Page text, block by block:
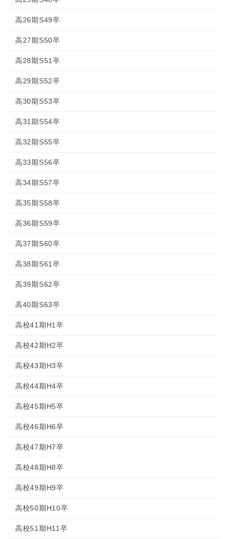
高26期S49卒
高27期S50卒
高28期S51卒
高29期S52卒
高30期S53卒
高31期S54卒
高32期S55卒
高33期S56卒
高34期S57卒
高35期S58卒
高36期S59卒
高37期S60卒
高38期S61卒
高39期S62卒
高40期S63卒
高校41期H1卒
高校42期H2卒
高校43期H3卒
高校44期H4卒
高校45期H5卒
高校46期H6卒
高校47期H7卒
高校48期H8卒
高校49期H9卒
高校50期H10卒
高校51期H11卒